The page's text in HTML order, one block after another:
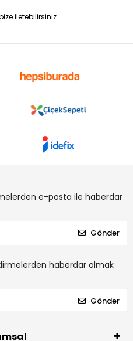
iletebilirsiniz.
e-posta ile haberdar
Gönder
haberdar olmak
Gönder